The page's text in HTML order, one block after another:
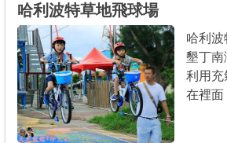
哈利波特草地飛球場
哈利
墾丁南
利用充
在裡面